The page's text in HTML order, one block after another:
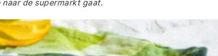
de supermarkt gaat.